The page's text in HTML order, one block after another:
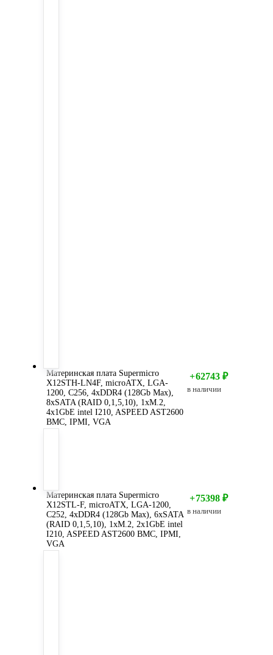
Материнская плата Supermicro
X12STH-LN4F, microATX, LGA-
1200, C256, 4xDDR4 (128Gb Мах),
8xSATA (RAID 0,1,5,10), 1xM.2,
4x1GbE intel I210, ASPEED AST2600
BMC, IPMI, VGA
+62743 ₽
в наличии
Материнская плата Supermicro
X12STL-F, microATX, LGA-1200,
C252, 4xDDR4 (128Gb Мах), 6xSATA
(RAID 0,1,5,10), 1xM.2, 2x1GbE intel
I210, ASPEED AST2600 BMC, IPMI,
VGA
+75398 ₽
в наличии